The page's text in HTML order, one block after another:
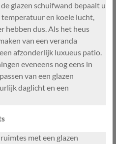
glazen schuifwand bepaalt u
en koele lucht,
hebben dus. Als het heus
van een veranda
afzonderlijk luxueus patio.
eveneens nog eens in
van een glazen
daglicht en een
met een glazen